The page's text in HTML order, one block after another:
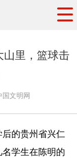
地方交流
文明矩阵
里，篮球击
国文明网
的贵州省兴仁
学生在陈明的